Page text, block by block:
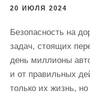
20 ИЮЛЯ 2024
Безопасность на
задач, стоящих
день миллионы
и от правильных
только их жизнь,